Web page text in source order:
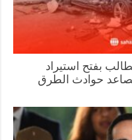
استيراد
حوادث الطرق